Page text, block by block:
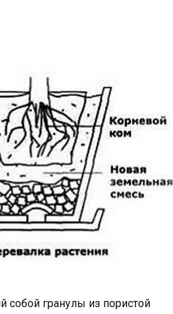
собой гранулы из пористой